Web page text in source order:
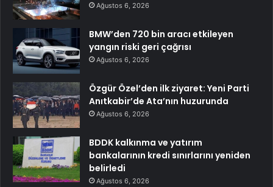
Ağustos 6, 2026
BMW’den 720 bin aracı etkileyen
yangın riski geri çağrısı
Ağustos 6, 2026
Özgür Özel’den ilk ziyaret: Yeni Parti
Anıtkabir’de Ata’nın huzurunda
Ağustos 6, 2026
BDDK kalkınma ve yatırım
bankalarının kredi sınırlarını yeniden
belirledi
Ağustos 6, 2026